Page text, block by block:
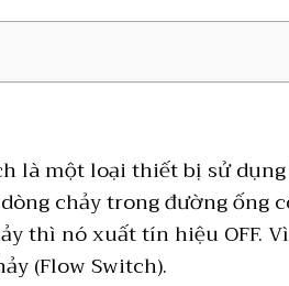
là một loại thiết bị sử
chảy trong đường ống
thì nó xuất tín hiệu OFF.
(Flow Switch).